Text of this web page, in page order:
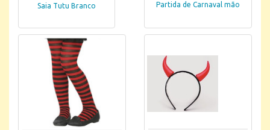
Saia Tutu Branco Partida de Carnaval mão